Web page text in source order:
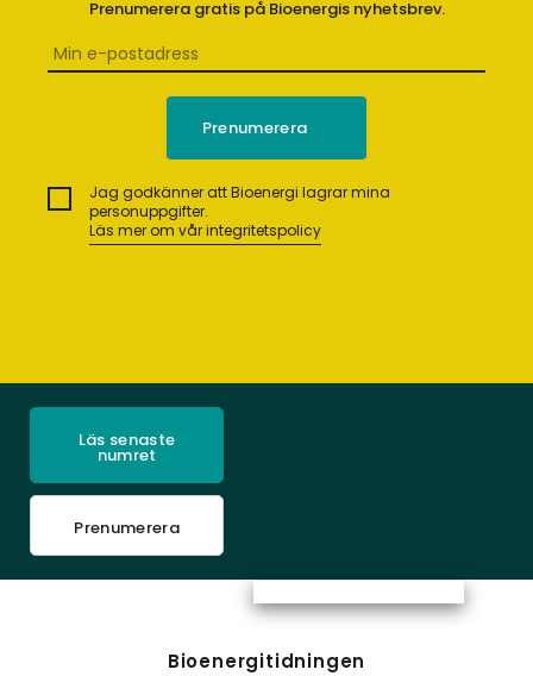
Prenumerera gratis på Bioenergis nyhetsbrev.
Jag godkänner att Bioenergi lagrar mina
personuppgifter.
Läs mer om vår integritetspolicy
Läs senaste
numret
Prenumerera
Bioenergitidningen